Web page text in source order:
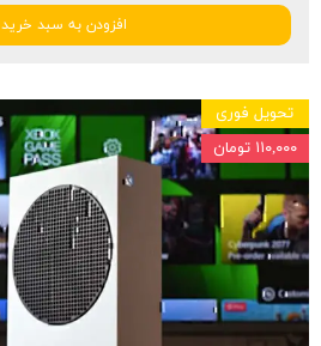
افزودن به سبد خرید
تحویل فوری
۱۱۰,۰۰۰ تومان